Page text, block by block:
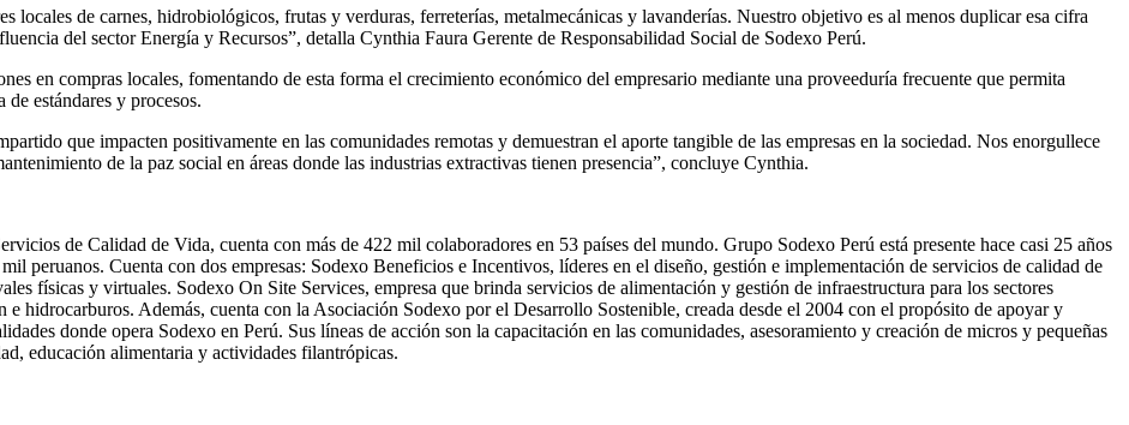
locales de carnes, hidrobiológicos, frutas y verduras, ferreterías, metalmecánicas y lavanderías. Nuestro objetivo es al menos duplicar esa cifra
del sector Energía y Recursos”, detalla Cynthia Faura Gerente de Responsabilidad Social de Sodexo Perú.
en compras locales, fomentando de esta forma el crecimiento económico del empresario mediante una proveeduría frecuente que permita
estándares y procesos.
que impacten positivamente en las comunidades remotas y demuestran el aporte tangible de las empresas en la sociedad. Nos enorgullece
de la paz social en áreas donde las industrias extractivas tienen presencia”, concluye Cynthia.
de Calidad de Vida, cuenta con más de 422 mil colaboradores en 53 países del mundo. Grupo Sodexo Perú está presente hace casi 25 años
peruanos. Cuenta con dos empresas: Sodexo Beneficios e Incentivos, líderes en el diseño, gestión e implementación de servicios de calidad de
físicas y virtuales. Sodexo On Site Services, empresa que brinda servicios de alimentación y gestión de infraestructura para los sectores
hidrocarburos. Además, cuenta con la Asociación Sodexo por el Desarrollo Sostenible, creada desde el 2004 con el propósito de apoyar y
donde opera Sodexo en Perú. Sus líneas de acción son la capacitación en las comunidades, asesoramiento y creación de micros y pequeñas
educación alimentaria y actividades filantrópicas.